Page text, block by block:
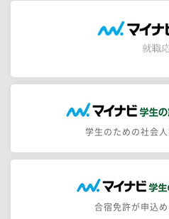
学生のための社会
合宿免許が申込